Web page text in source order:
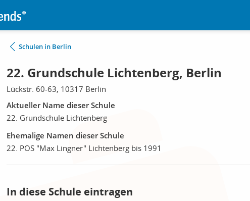
Schulen in Berlin
22. Grundschule Lichtenberg, Berlin
Lückstr. 60-63, 10317 Berlin
Aktueller Name dieser Schule
22. Grundschule Lichtenberg
Ehemalige Namen dieser Schule
22. POS "Max Lingner" Lichtenberg bis 1991
In diese Schule eintragen